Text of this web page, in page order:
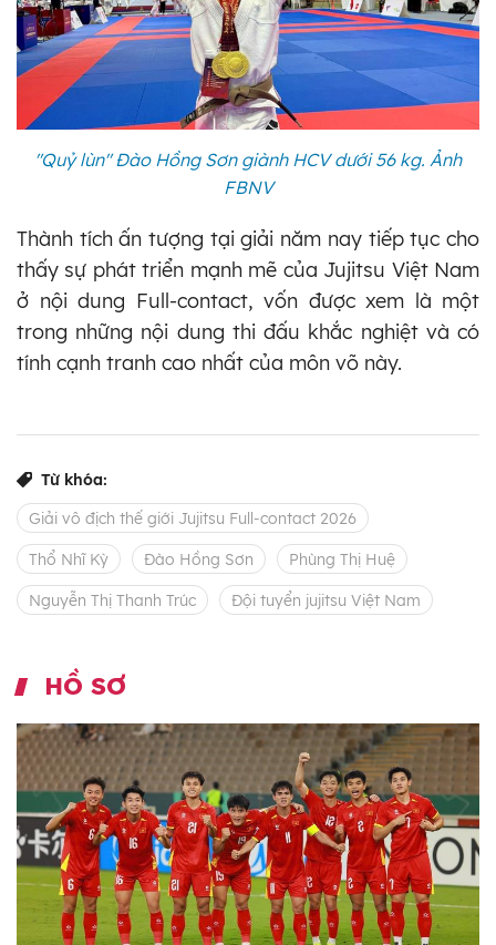
"Quỷ lùn" Đào Hồng Sơn giành HCV dưới 56 kg. Ảnh
FBNV
Thành tích ấn tượng tại giải năm nay tiếp tục cho
thấy sự phát triển mạnh mẽ của Jujitsu Việt Nam
ở nội dung Full-contact, vốn được xem là một
trong những nội dung thi đấu khắc nghiệt và có
tính cạnh tranh cao nhất của môn võ này.
Từ khóa:
Giải vô địch thế giới Jujitsu Full-contact 2026
Thổ Nhĩ Kỳ Đào Hồng Sơn Phùng Thị Huệ
Nguyễn Thị Thanh Trúc Đội tuyển jujitsu Việt Nam
HỒ SƠ